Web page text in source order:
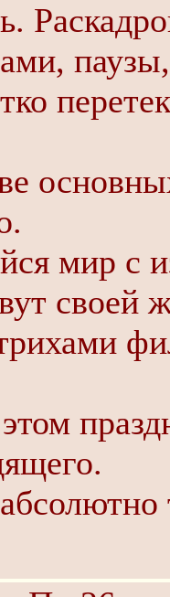
мир с
своей